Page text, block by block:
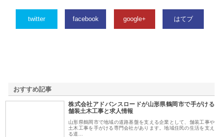
twitter facebook google+ はてブ
おすすめ記事
株式会社アドバンスロードが山形県鶴岡市で手がける
舗装土木工事と求人情報
山形県鶴岡市で地域の道路基盤を支える企業として、舗装工事や
土木工事を手がける専門会社があります。地域住民の生活を支え
る道…